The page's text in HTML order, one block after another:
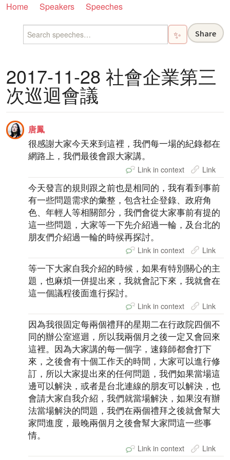
Home Speakers Speeches
✨ Share
2017-11-28 社會企業第三
次巡迴會議
唐鳳
很感謝大家今天來到這裡，我們每一場的紀錄都在
網路上，我們最後會跟大家講。
Link in context Link
今天發言的規則跟之前也是相同的，我有看到事前
有一些問題需求的彙整，包含社企登錄、政府角
色、年輕人等相關部分，我們會從大家事前有提的
這一些問題，大家等一下先介紹過一輪，及台北的
朋友們介紹過一輪的時候再探討。
Link in context Link
等一下大家自我介紹的時候，如果有特別關心的主
題，也麻煩一併提出來，我就會記下來，我就會在
這一個議程後面進行探討。
Link in context Link
因為我很固定每兩個禮拜的星期二在行政院四個不
同的辦公室巡迴，所以我兩個月之後一定又會回來
這裡。因為大家講的每一個字，速錄師都會打下
來，之後會有十個工作天的時間，大家可以進行修
訂，所以大家提出來的任何問題，我們如果當場這
邊可以解決，或者是台北連線的朋友可以解決，也
會請大家自我介紹，我們就當場解決，如果沒有辦
法當場解決的問題，我們在兩個禮拜之後就會幫大
家問進度，最晚兩個月之後會幫大家問這一些事
情。
Link in context Link